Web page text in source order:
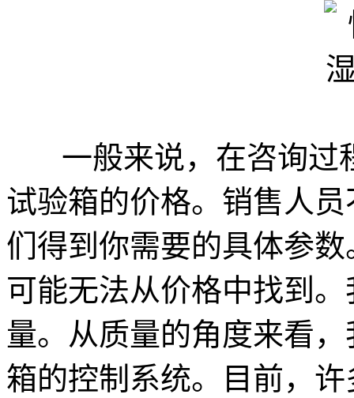
一般来说，在咨询过
试验箱的价格。销售人
们得到你需要的具体参
可能无法从价格中找到
量。从质量的角度来看
箱的控制系统。目前，